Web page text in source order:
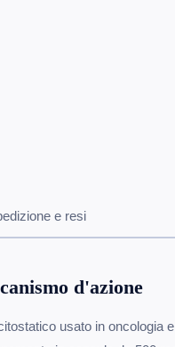
e resi
d'azione
usato in oncologia